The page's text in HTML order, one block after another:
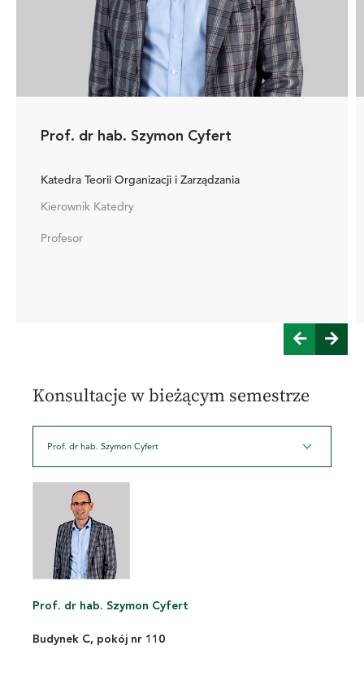
Prof. dr hab. Szymon Cyfert
Katedra Teorii Organizacji i Zarządzania
Kierownik Katedry
Profesor
Konsultacje w bieżącym semestrze
Prof. dr hab. Szymon Cyfert
Prof. dr hab. Szymon Cyfert
Budynek C, pokój nr 110